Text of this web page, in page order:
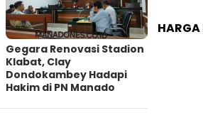
Gegara Renovasi Stadion
Klabat, Clay
Dondokambey Hadapi
Hakim di PN Manado
HARGA